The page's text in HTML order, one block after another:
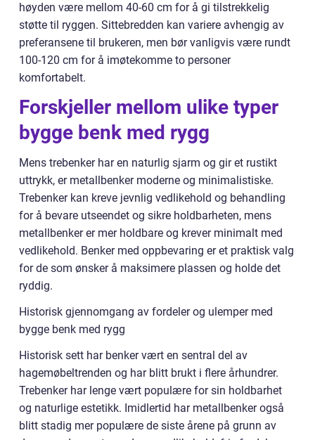
høyden være mellom 40-60 cm for å gi tilstrekkelig
støtte til ryggen. Sittebredden kan variere avhengig av
preferansene til brukeren, men bør vanligvis være rundt
100-120 cm for å imøtekomme to personer
komfortabelt.
Forskjeller mellom ulike typer
bygge benk med rygg
Mens trebenker har en naturlig sjarm og gir et rustikt
uttrykk, er metallbenker moderne og minimalistiske.
Trebenker kan kreve jevnlig vedlikehold og behandling
for å bevare utseendet og sikre holdbarheten, mens
metallbenker er mer holdbare og krever minimalt med
vedlikehold. Benker med oppbevaring er et praktisk valg
for de som ønsker å maksimere plassen og holde det
ryddig.
Historisk gjennomgang av fordeler og ulemper med
bygge benk med rygg
Historisk sett har benker vært en sentral del av
hagemøbeltrenden og har blitt brukt i flere århundrer.
Trebenker har lenge vært populære for sin holdbarhet
og naturlige estetikk. Imidlertid har metallbenker også
blitt stadig mer populære de siste årene på grunn av